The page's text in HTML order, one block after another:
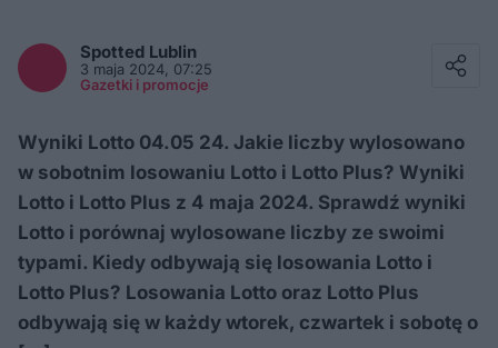
Spotted Lublin
3 maja 2024, 07:25
Gazetki i promocje
Wyniki Lotto 04.05 24. Jakie liczby wylosowano
w sobotnim losowaniu Lotto i Lotto Plus? Wyniki
Lotto i Lotto Plus z 4 maja 2024. Sprawdź wyniki
Lotto i porównaj wylosowane liczby ze swoimi
typami. Kiedy odbywają się losowania Lotto i
Lotto Plus? Losowania Lotto oraz Lotto Plus
odbywają się w każdy wtorek, czwartek i sobotę o